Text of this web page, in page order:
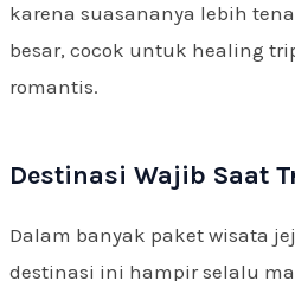
karena suasananya lebih
besar, cocok untuk healing
romantis.
Destinasi Wajib Saat
Dalam banyak paket wisata
destinasi ini hampir selalu